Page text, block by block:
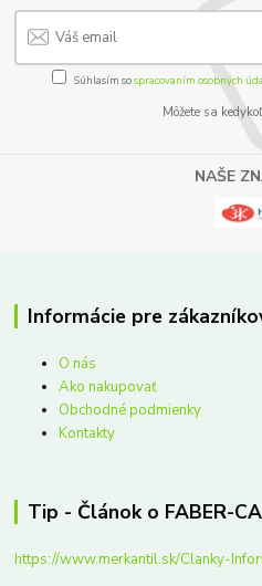
Súhlasím sospracovaním osobných
Môžete sa
NAŠE
Informácie pre
O nás
Ako nakupovať
Obchodné podmienky
Kontakty
Tip - Článok o FABER-
https://www.merkantil.sk/Clanky-